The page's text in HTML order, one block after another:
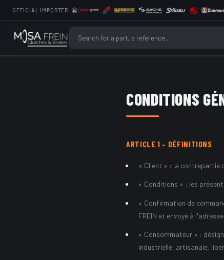
OFFICIAL IMPORTER
CONDITIONS
ARTICLE1 – DÉFINITIONS
« Client » : la contrepartie
« Conditions » : les
« Confirmation de
FREIN et envoyé à
« Consommateur » :
industrielle, artisanale,